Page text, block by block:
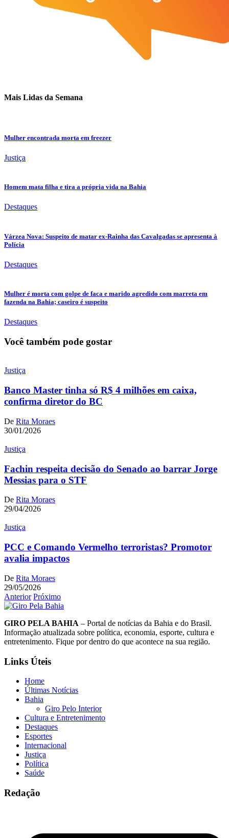
Mais Lidas da Semana
Mulher encontrada morta em freezer
Justiça
Homem mata filha e tira a própria vida na Bahia
Destaques
Várzea Nova: Suspeito de matar ex-Rainha das Cavalgadas se apresenta à
Polícia
Destaques
Mulher é morta com golpe de faca e marido agredido com marreta em
fazenda na Bahia; caseiro é suspeito
Destaques
Você também pode gostar
Justiça
Banco Master tinha só R$ 4 milhões em caixa,
confirma diretor do BC
De Rita Moraes
30/01/2026
Justiça
Fachin respeita decisão do Senado ao barrar Jorge
Messias para o STF
De Rita Moraes
29/04/2026
Justiça
PCC e Comando Vermelho terroristas? Promotor
avalia impactos
De Rita Moraes
29/05/2026
Anterior Próximo
GIRO PELA BAHIA – Portal de notícias da Bahia e do Brasil.
Informação atualizada sobre política, economia, esporte, cultura e
entretenimento. Fique por dentro do que acontece na sua região.
Links Úteis
Home
Últimas Notícias
Bahia
Giro Pelo Interior
Cultura e Entretenimento
Destaques
Esportes
Internacional
Justiça
Política
Saúde
Redação